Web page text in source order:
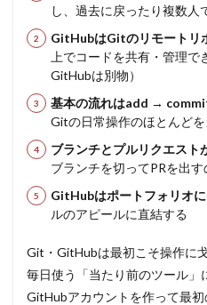
し、過去に戻ったり複数人
GitHubはGitのリモートリ
上でコードを共有・管理
GitHubは別物）
基本の流れはadd →
Gitの日常操作のほとんど
ブランチとプルリクエスト
ブランチを切ってPRを出
GitHubはポートフォリオ
ルのアピールに直結する
Git・GitHubは最初こそ操作に
毎日使う「当たり前のツール」
GitHubアカウントを作って最